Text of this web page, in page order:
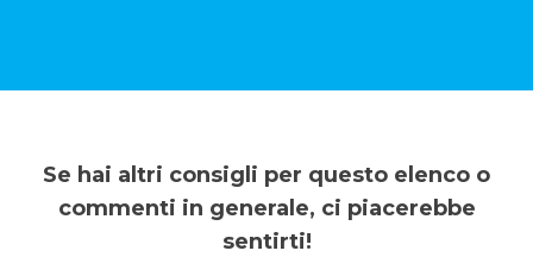
Se hai altri consigli per questo elenco o
commenti in generale, ci piacerebbe
sentirti!